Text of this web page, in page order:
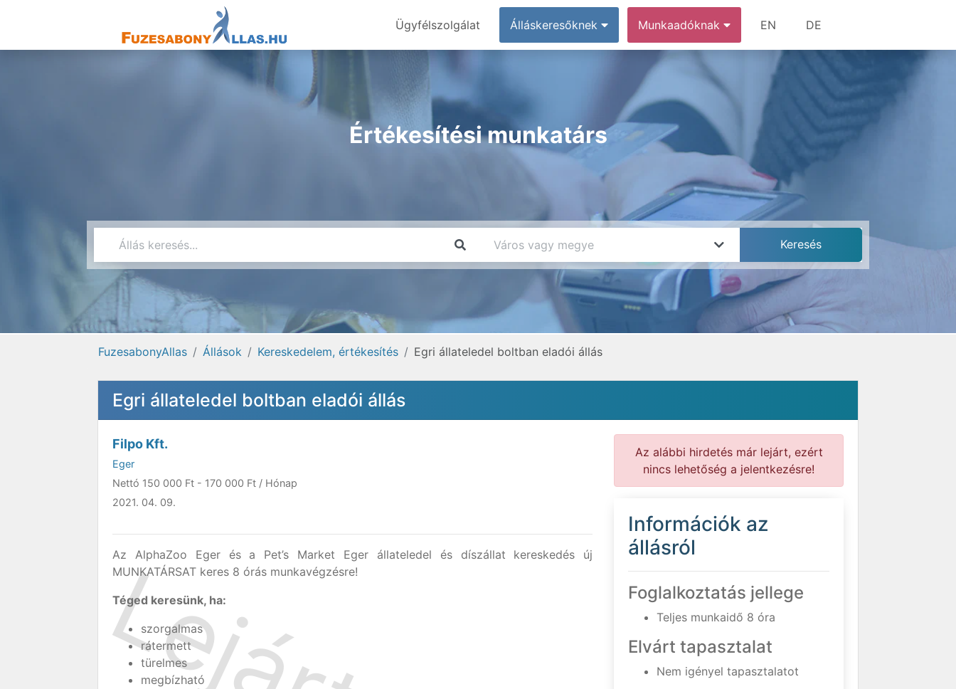
Ügyfélszolgálat Álláskeresőknek Munkaadóknak EN DE
Értékesítési munkatárs
FuzesabonyAllas Állások Kereskedelem, értékesítés Egri állateledel boltban eladói állás
Egri állateledel boltban eladói állás
Filpo Kft.
Eger
Nettó 150 000 Ft - 170 000 Ft / Hónap
2021. 04. 09.
Az AlphaZoo Eger és a Pet’s Market Eger állateledel és díszállat kereskedés új
MUNKATÁRSAT keres 8 órás munkavégzésre!
Téged keresünk, ha:
szorgalmas
rátermett
türelmes
megbízható
Az alábbi hirdetés már lejárt, ezért
nincs lehetőség a jelentkezésre!
Információk az
állásról
Foglalkoztatás jellege
Teljes munkaidő 8 óra
Elvárt tapasztalat
Nem igényel tapasztalatot